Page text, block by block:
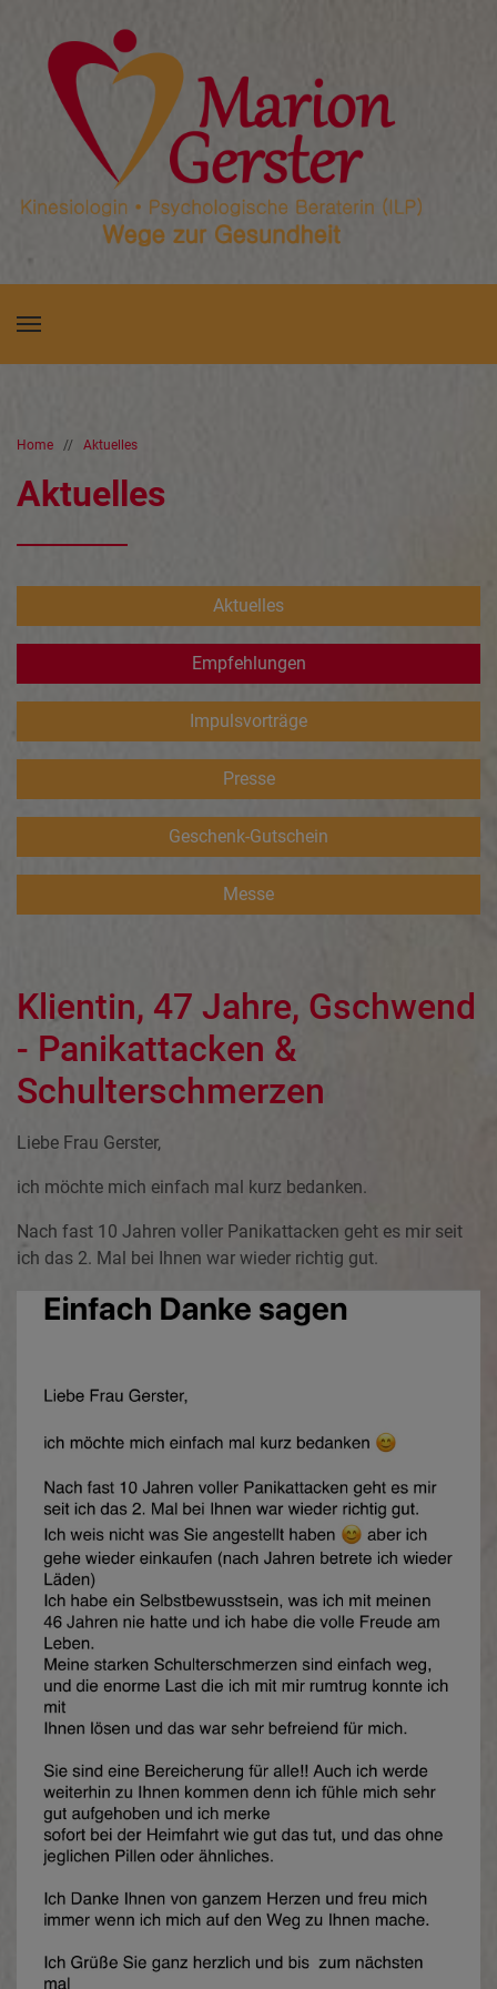
Home // Aktuelles
Aktuelles
Aktuelles
Empfehlungen
Impulsvorträge
Presse
Geschenk-Gutschein
Messe
Klientin, 47 Jahre, Gschwend
- Panikattacken &
Schulterschmerzen
Liebe Frau Gerster,
ich möchte mich einfach mal kurz bedanken.
Nach fast 10 Jahren voller Panikattacken geht es mir seit
ich das 2. Mal bei Ihnen war wieder richtig gut.